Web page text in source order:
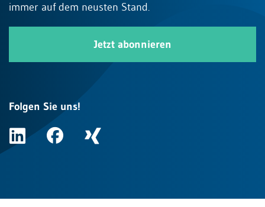
immer auf dem neusten Stand.
Jetzt abonnieren
Folgen Sie uns!